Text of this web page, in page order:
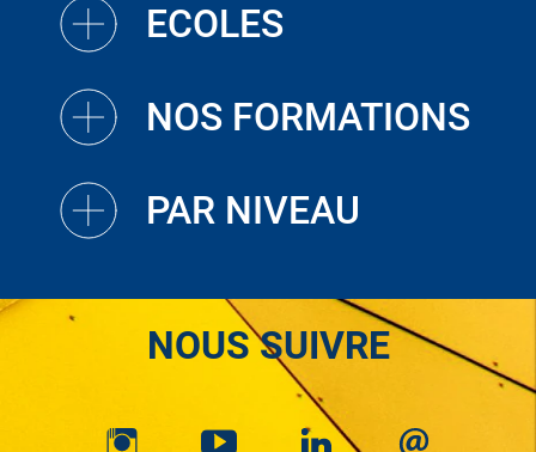
ECOLES
NOS FORMATIONS
PAR NIVEAU
NOUS SUIVRE